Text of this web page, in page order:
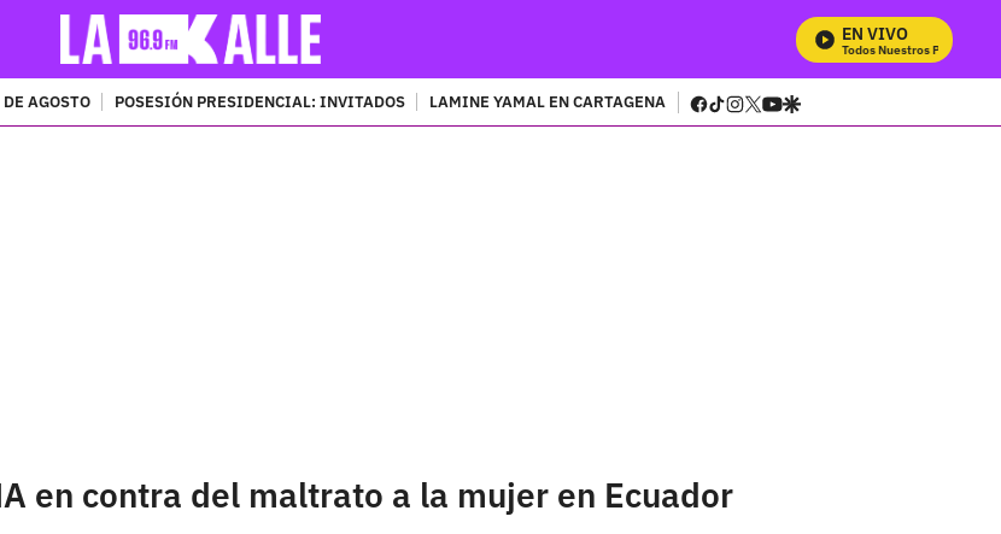
EN VIVO
Mira Todos Nuestros Programas
AGOSTO POSESIÓN PRESIDENCIAL: INVITADOS LAMINE YAMAL EN CARTAGENA facebook
tiktok
instagram
twitter
youtube
google
en contra del maltrato a la mujer en Ecuador